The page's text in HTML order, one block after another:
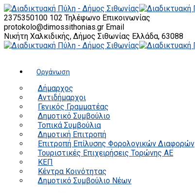
2375350100 102 Τηλέφωνο Επικοινωνίας
protokolo@dimossithonias.gr Email
Νικήτη Χαλκιδικής, Δήμος Σιθωνίας Ελλάδα, 63088
Οργάνωση
Δήμαρχος
Αντιδήμαρχοι
Γενικός Γραμματέας
Δημοτικό Συμβούλιο
Τοπικά Συμβούλια
Δημοτική Επιτροπή
Επιτροπή Επίλυσης Φορολογικών Διαφορών
Τουριστικές Επιχειρήσεις Τορώνης ΑΕ
ΚΕΠ
Κέντρα Κοινότητας
Δημοτικό Συμβούλιο Νέων